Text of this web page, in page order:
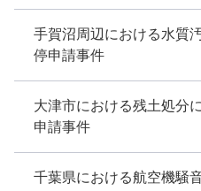
手賀沼周辺における水質
停申請事件
大津市における残土処分
申請事件
千葉県における航空機騒